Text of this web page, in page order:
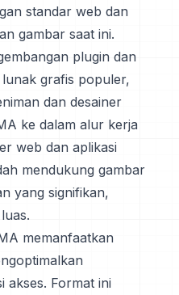
standar web dan
gambar saat ini.
plugin dan
grafis populer,
dan desainer
ke dalam alur kerja
web dan aplikasi
mendukung gambar
yang signifikan,
memanfaatkan
akses. Format ini